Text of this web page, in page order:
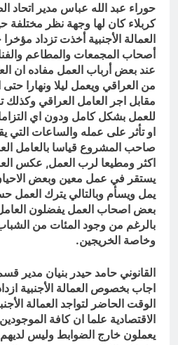
حوراء عبد الله عباس مدير اتحاد
كربلاء كان لها وجهة نظر
العمالة الأجنبية أخذت تزداد
أصحاب المجمعات والمطاعم
عند بعض أرباب العمل مفاده ان
من العراقي ويعمل ليلا ونهارا
مقابل اجر العامل العراقي وكذلك
للعمل بشكل كامل ودون اي
او تأثر على عمله والساعات التي
صاحب المشروع قياسا بالعامل
اكثر ومطيعا لرب العمل, عكس
يستقر في عمل معين وبعض
يمل ويسأم وبالتالي يترك
بعض اصحاب العمل يفضلون
بالرغم من وجود المئات من
وخاصة الخريجين.
القانوني حامد حيدر بنيان مدير
اجاب بخصوص العمالة الأجنبية
الوقت الحاضر لتواجد العمالة
الاقتصادية علما ان كافة
يعملون خارج الضوابط وليس